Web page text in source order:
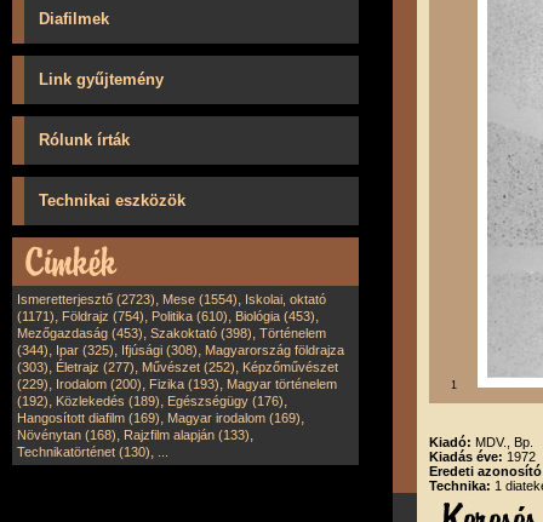
Diafilmek
Link gyűjtemény
Rólunk írták
Technikai eszközök
Ismeretterjesztő (2723), Mese (1554), Iskolai, oktató
(1171), Földrajz (754), Politika (610), Biológia (453),
Mezőgazdaság (453), Szakoktató (398), Történelem
(344), Ipar (325), Ifjúsági (308), Magyarország földrajza
(303), Életrajz (277), Művészet (252), Képzőművészet
(229), Irodalom (200), Fizika (193), Magyar történelem
(192), Közlekedés (189), Egészségügy (176),
Hangosított diafilm (169), Magyar irodalom (169),
Növénytan (168), Rajzfilm alapján (133),
Technikatörténet (130),
1
Kiadó: MDV., Bp.
Kiadás éve: 1972
Eredeti
Technika: 1